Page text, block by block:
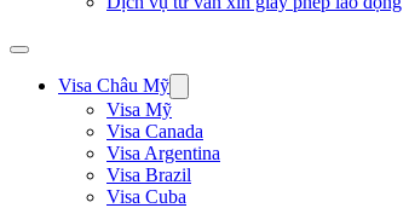
Visa Châu Mỹ
Visa Mỹ
Visa Canada
Visa Argentina
Visa Brazil
Visa Cuba